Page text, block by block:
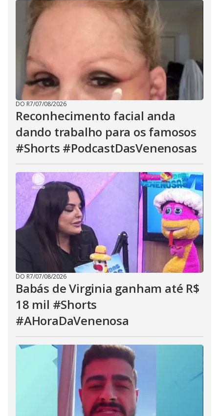
DO R7/07/08/2026
Reconhecimento facial anda
dando trabalho para os famosos
#Shorts #PodcastDasVenenosas
DO R7/07/08/2026
Babás de Virginia ganham até R$
18 mil #Shorts
#AHoraDaVenenosa